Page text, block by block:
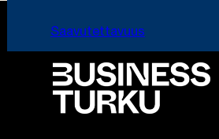
Saavutettavuus